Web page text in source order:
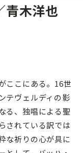
青木洋也
ここにある。16世
テヴェルディの影
る、独唱による聖
されている訳では
な祈りの心が具に